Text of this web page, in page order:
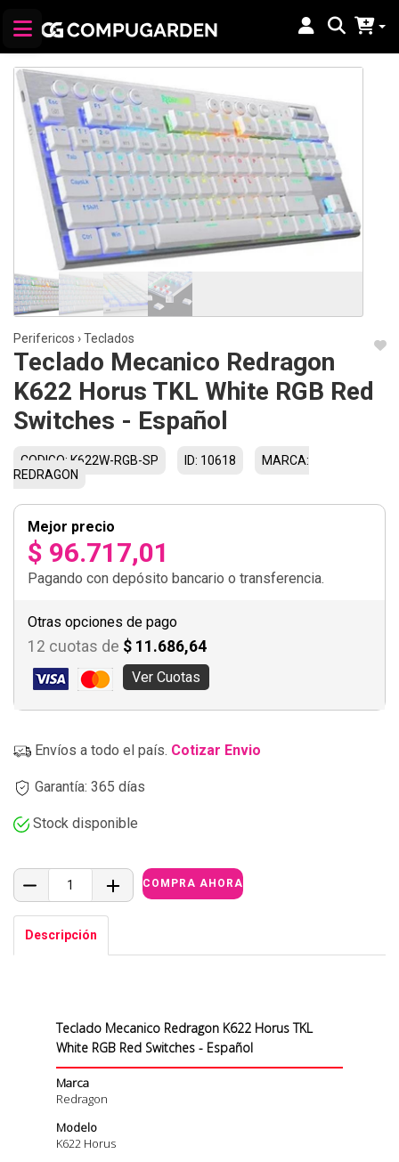
Perifericos ›Teclados
Teclado Mecanico Redragon
K622 Horus TKL White RGB Red
Switches - Español
CODIGO: K622W-RGB-SP ID: 10618
MARCA:
REDRAGON
Mejor precio
$ 96.717,01
Pagando con depósito bancario o transferencia.
Otras opciones de pago
12 cuotas de $ 11.686,64
Ver Cuotas
Envíos a todo el país. Cotizar Envio
Garantía: 365 días
Stock disponible
Descripción
Teclado Mecanico Redragon K622 Horus TKL
White RGB Red Switches - Español
Marca
Redragon
Modelo
K622 Horus